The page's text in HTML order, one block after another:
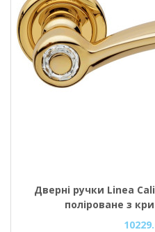
Дверні ручки Linea
поліроване з